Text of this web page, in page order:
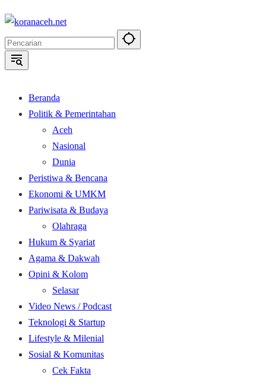
Langsung
konten
Beranda
Politik & Pemerintahan
Aceh
Nasional
Dunia
Peristiwa & Bencana
Ekonomi & UMKM
Pariwisata & Budaya
Olahraga
Hukum & Syariat
Agama & Dakwah
Opini & Kolom
Selasar
Video News / Podcast
Teknologi & Startup
Lifestyle & Milenial
Sosial & Komunitas
Cek Fakta